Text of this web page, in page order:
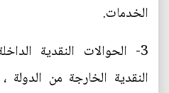
الخدمات.
3- الحوالات النقدية
النقدية الخارجة من